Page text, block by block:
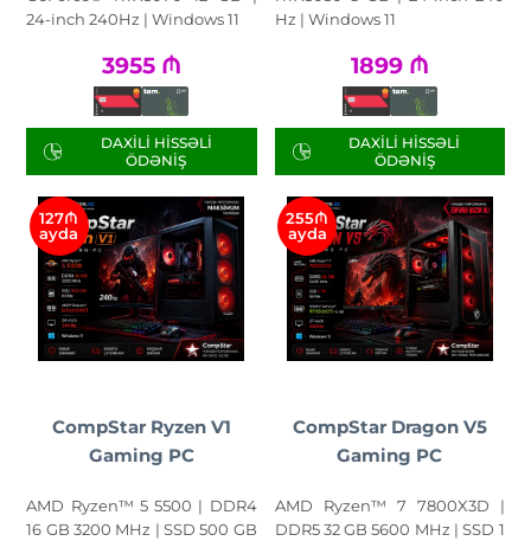
24-inch 240Hz | Windows 11
3955 ₼
DAXILI HISSƏLI
ÖDƏNIŞ
Hz | Windows 11
1899 ₼
DAXILI HISSƏLI
ÖDƏNIŞ
127₼
ayda
CompStar Ryzen V1
Gaming PC
AMD Ryzen™ 5 5500 | DDR4
16 GB 3200 MHz | SSD 500 GB
255₼
ayda
CompStar Dragon V5
Gaming PC
AMD Ryzen™ 7 7800X3D |
DDR5 32 GB 5600 MHz | SSD 1